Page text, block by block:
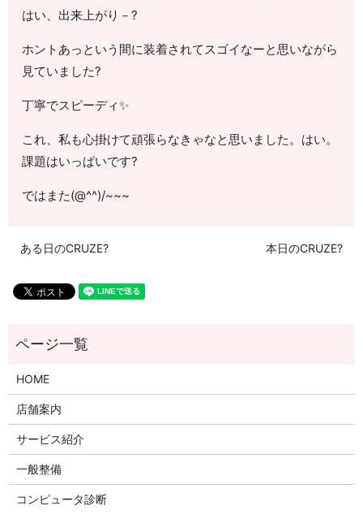
はい、出来上がり－?
ホントあっという間に装着されてスゴイなーと思いながら
見ていました?
丁寧でスピーディ✨
これ、私も心掛けて頑張らなきゃなと思いました。はい。
課題はいっぱいです?
ではまた(@^^)/~~~
ある日のCRUZE? 本日のCRUZE?
HOME
店舗案内
サービス紹介
一般整備
コンピュータ診断